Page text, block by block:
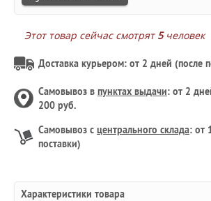
Этот товар сейчас смотрят 5человек
Доставка курьером: от 2 дней (после
Самовывоз в пунктах выдачи: от 2
200 руб.
Самовывоз с центрального склада: от
поставки)
Характеристики товара